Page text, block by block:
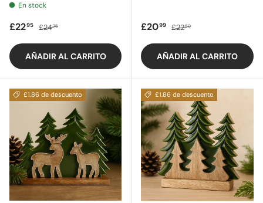
En stock
Precio de oferta
£2295 Precio regular
£2475
AÑADIR AL CARRITO
Precio de oferta
£2099 Precio regular
£2250
AÑADIR AL CARRITO
£1.86 de descuento £1.86 de descuento